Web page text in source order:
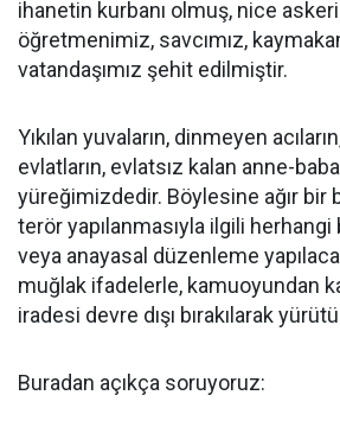
ihanetin kurbanı olmuş, nice
öğretmenimiz, savcımız,
vatandaşımız şehit edilmiştir.
Yıkılan yuvaların, dinmeyen
evlatların, evlatsız kalan anne-
yüreğimizdedir. Böylesine ağır bir
terör yapılanmasıyla ilgili
veya anayasal düzenleme
muğlak ifadelerle, kamuoyundan
iradesi devre dışı bırakılarak
Buradan açıkça soruyoruz: